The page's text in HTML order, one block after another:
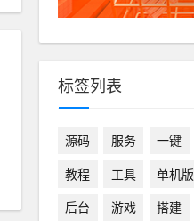
标签列表
源码 服务 一键
教程
工具 单机版
后台
游戏 搭建